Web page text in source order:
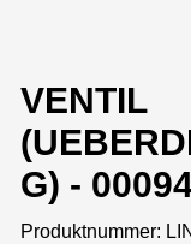
VENTIL
G) -
Produktnummer: